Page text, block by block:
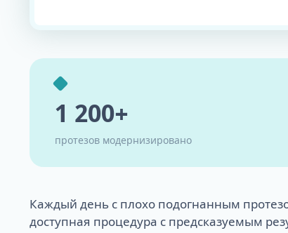
1 200+
протезов модернизировано
Каждый день с плохо подогнанным
доступная процедура с предсказуемым